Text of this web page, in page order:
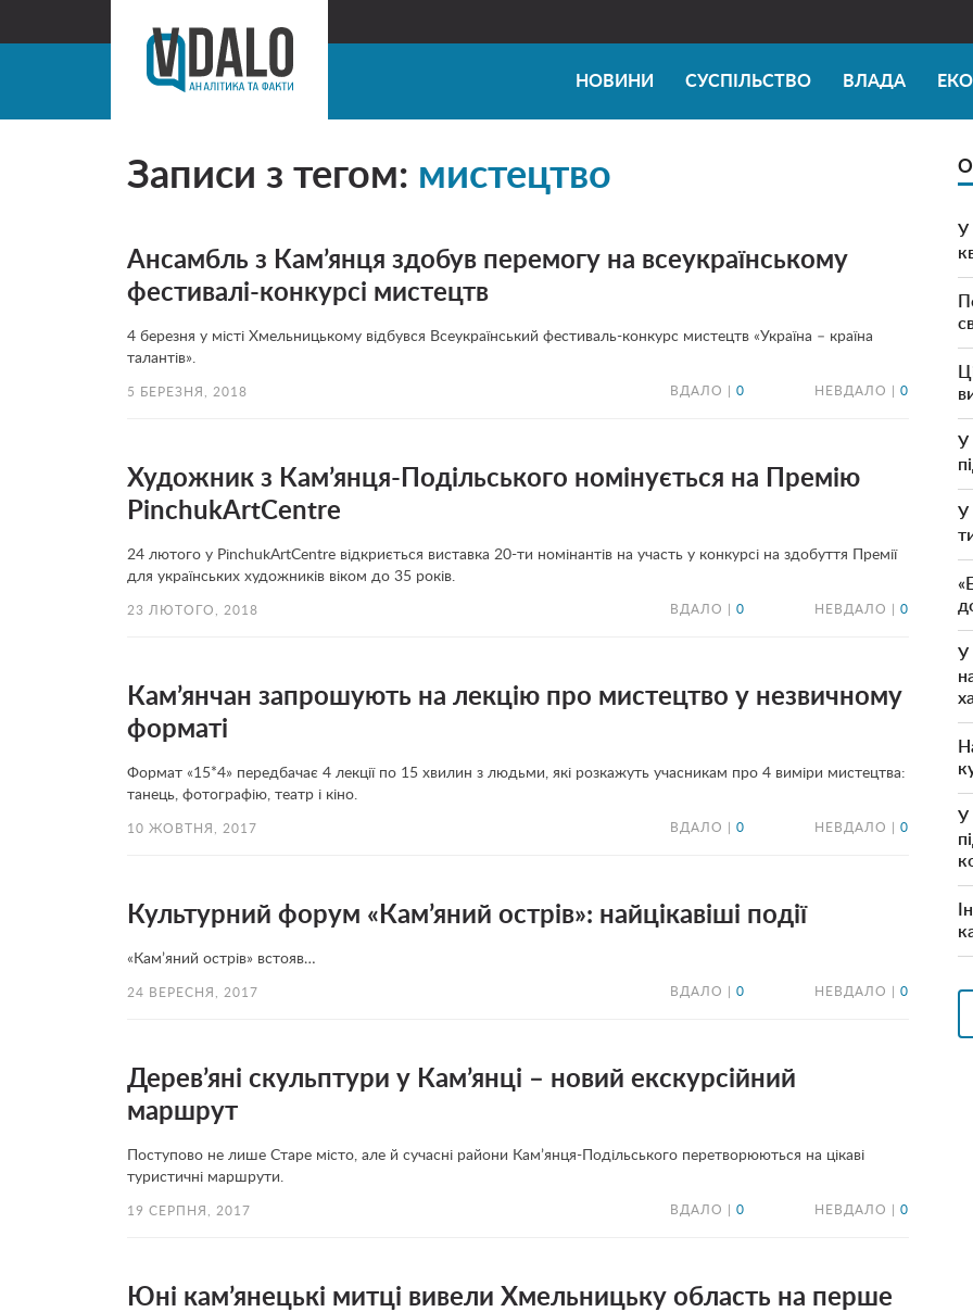
НОВИНИ СУСПІЛЬСТВО ВЛАДА
Записи з тегом: мистецтво
Ансамбль з Кам’янця здобув перемогу на всеукраїнському
фестивалі-конкурсі мистецтв
4 березня у місті Хмельницькому відбувся Всеукраїнський фестиваль-конкурс мистецтв «Україна – країна
талантів».
5 БЕРЕЗНЯ, 2018 ВДАЛО | 0 НЕВДАЛО | 0
Художник з Кам’янця-Подільського номінується на Премію
PinchukArtCentre
24 лютого у PinchukArtCentre відкриється виставка 20-ти номінантів на участь у конкурсі на здобуття Премії
для українських художників віком до 35 років.
23 ЛЮТОГО, 2018 ВДАЛО | 0 НЕВДАЛО | 0
Кам’янчан запрошують на лекцію про мистецтво у незвичному
форматі
Формат «15*4» передбачає 4 лекції по 15 хвилин з людьми, які розкажуть учасникам про 4 виміри мистецтва:
танець, фотографію, театр і кіно.
10 ЖОВТНЯ, 2017 ВДАЛО | 0 НЕВДАЛО | 0
Культурний форум «Кам’яний острів»: найцікавіші події
«Кам’яний острів» встояв…
24 ВЕРЕСНЯ, 2017 ВДАЛО | 0 НЕВДАЛО | 0
Дерев’яні скульптури у Кам’янці – новий екскурсійний
маршрут
Поступово не лише Старе місто, але й сучасні райони Кам’янця-Подільського перетворюються на цікаві
туристичні маршрути.
19 СЕРПНЯ, 2017 ВДАЛО | 0 НЕВДАЛО | 0
Юні кам’янецькі митці вивели Хмельницьку область на перше
У
У
У
У
У